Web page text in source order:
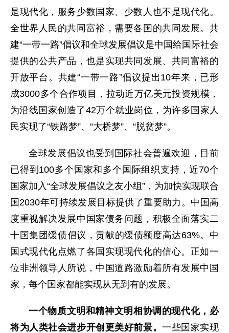
是现代化，服务少数国家、少数人也不是现代化。
全世界人民的共同富裕，需要各国的共同发展。共
建“一带一路”倡议和全球发展倡议是中国给国际社会
提供的公共产品，也是实现共同发展、共同富裕的
开放平台。共建“一带一路”倡议提出10年来，已形
成3000多个合作项目，拉动近万亿美元投资规模，
为沿线国家创造了42万个就业岗位，为许多国家人
民实现了“铁路梦”、“大桥梦”、“脱贫梦”。
全球发展倡议也受到国际社会普遍欢迎，目前
已得到100多个国家和多个国际组织支持，近70个
国家加入“全球发展倡议之友小组”，为加快实现联合
国2030年可持续发展目标提供了重要助力。中国高
度重视解决发展中国家债务问题，积极全面落实二
十国集团缓债倡议，贡献的缓债额度高达63%。中
国式现代化点燃了各国实现现代化的信心。正如一
位非洲领导人所说，中国道路激励着所有发展中国
家，每个国家都能实现从无到有的发展。
一个物质文明和精神文明相协调的现代化，必
将为人类社会进步开创更美好前景。一些国家实现